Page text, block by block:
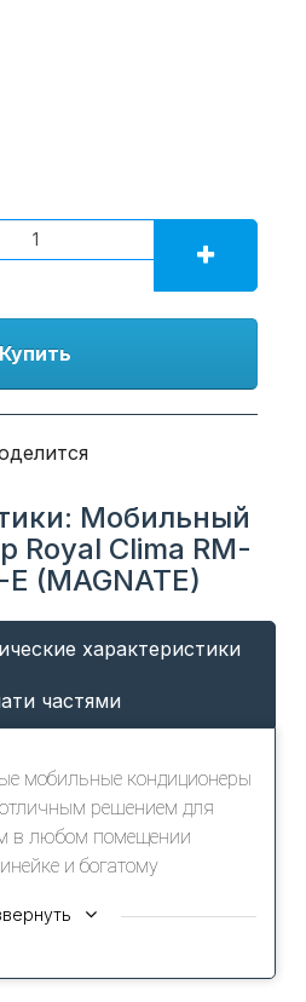
Купить
Мобильный
Royal Clima RM-
(MAGNATE)
характеристики
частями
мобильные кондиционеры
отличным решением для
в любом помещении
и богатому
корпуса,